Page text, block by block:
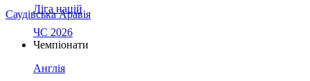
Саудівська Аравія
Ліга націй
ЧС 2026
Чемпіонати
Англія